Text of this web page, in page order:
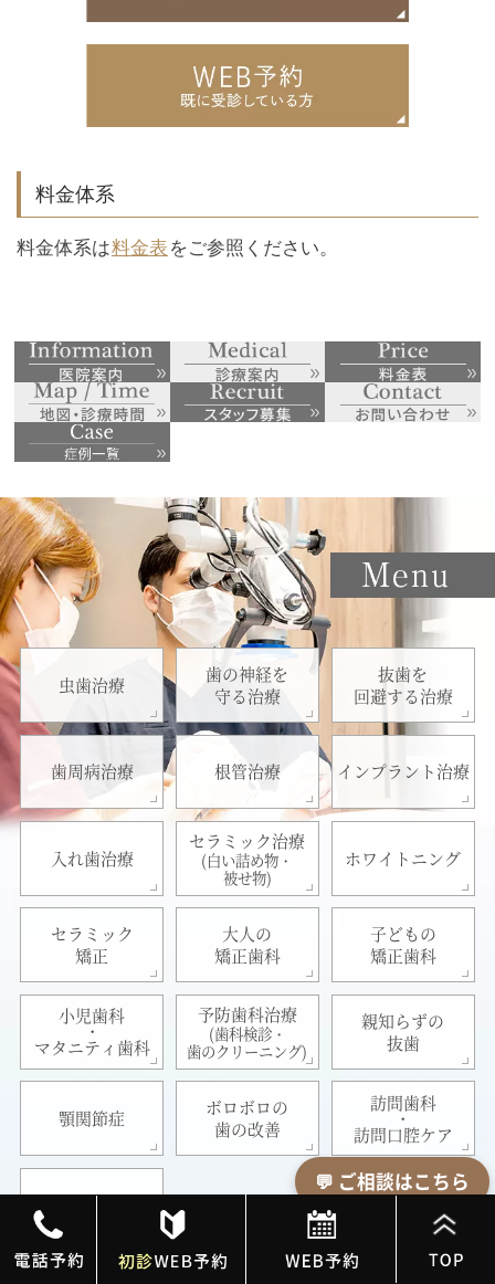
料金体系
料金体系は料金表 をご参照ください。
虫歯治療
歯の神経を
守る治療
抜歯を
回避する治療
歯周病治療 根管治療 インプラント治療
入れ歯治療
セラミック治療
(白い詰め物・
被せ物)
ホワイトニング
セラミック
矯正
大人の
矯正歯科
子どもの
矯正歯科
小児歯科
・
マタニティ歯科
予防歯科治療
(歯科検診・
歯のクリーニング)
親知らずの
抜歯
顎関節症
ボロボロの
歯の改善
訪問歯科
・
訪問口腔ケア
💬 ご相談はこちら